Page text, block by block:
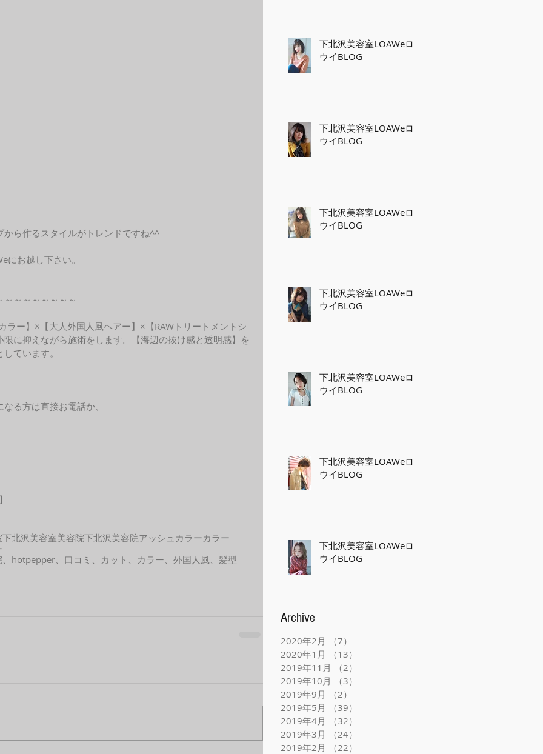
ら作るスタイルがトレンドですね^^
にお越し下さい。
～～～～～～～～
ラー】×【大人外国人風ヘアー】×【RAWトリートメントシ
に抑えながら施術をします。【海辺の抜け感と透明感】を
ています。
る方は直接お電話か、
下北沢美容室美容院下北沢美容院アッシュカラーカラー
hotpepper、口コミ、カット、カラー、外国人風、髪型
下北沢美容室LOAWeロ
ウイBLOG
下北沢美容室LOAWeロ
ウイBLOG
下北沢美容室LOAWeロ
ウイBLOG
下北沢美容室LOAWeロ
ウイBLOG
下北沢美容室LOAWeロ
ウイBLOG
下北沢美容室LOAWeロ
ウイBLOG
下北沢美容室LOAWeロ
ウイBLOG
Archive
2020年2月 （7）
2020年1月
（13）
2019年11月
（2）
2019年10月
（3）
2019年9月
（2）
2019年5月
（39）
2019年4月
（32）
2019年3月
（24）
2019年2月
（22）